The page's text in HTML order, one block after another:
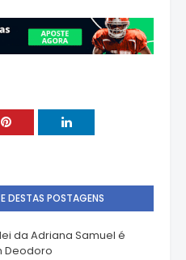
DESTAS POSTAGENS
da Adriana Samuel é
Deodoro